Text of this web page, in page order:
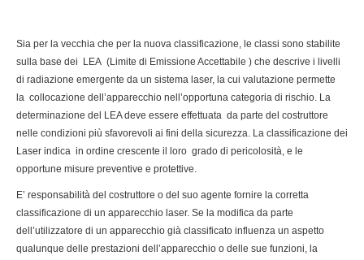
Sia per la vecchia che per la nuova classificazione, le classi sono stabilite
sulla base dei LEA (Limite di Emissione Accettabile ) che descrive i livelli
di radiazione emergente da un sistema laser, la cui valutazione permette
la collocazione dell’apparecchio nell’opportuna categoria di rischio. La
determinazione del LEA deve essere effettuata da parte del costruttore
nelle condizioni più sfavorevoli ai fini della sicurezza. La classificazione dei
Laser indica in ordine crescente il loro grado di pericolosità, e le
opportune misure preventive e protettive.
E’ responsabilità del costruttore o del suo agente fornire la corretta
classificazione di un apparecchio laser. Se la modifica da parte
dell’utilizzatore di un apparecchio già classificato influenza un aspetto
qualunque delle prestazioni dell’apparecchio o delle sue funzioni, la